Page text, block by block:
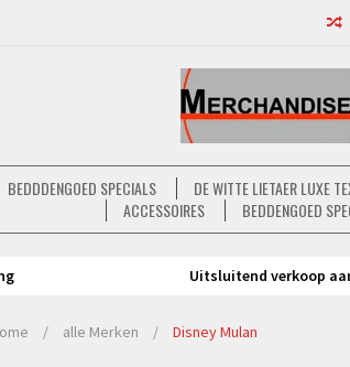
BEDDDENGOED SPECIALS DE WITTE LIETAER LUXE
ACCESSOIRES
BEDDENGOED
Uitsluitend verkoop
/ alle Merken / Disney Mulan